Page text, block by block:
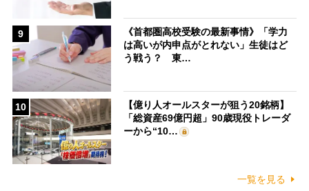
9
《首都圏高校受験の最新事情》「学力
は高いが内申点がとれない」生徒はど
う戦う？ 東…
10
【億り人オールスターが狙う20銘柄】
「総資産69億円超」90歳現役トレーダ
ーから“10…
一覧を見る